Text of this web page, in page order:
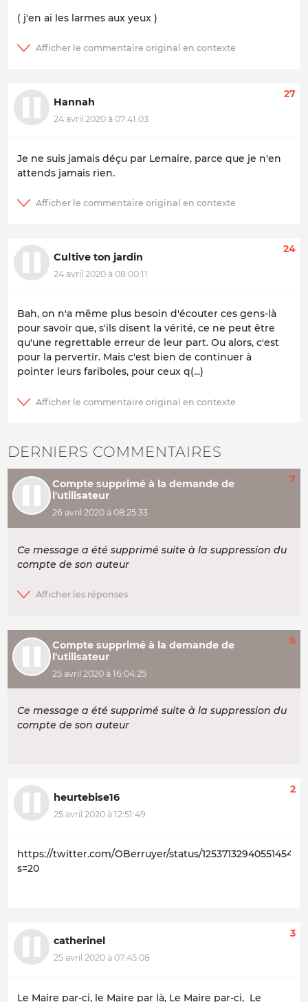
( j'en ai les larmes aux yeux )
Hannah
24 avril 2020 à 07:41:03
27
Je ne suis jamais déçu par Lemaire, parce que je n'en
attends jamais rien.
Cultive ton jardin
24 avril 2020 à 08:00:11
24
Bah, on n'a même plus besoin d'écouter ces gens-là
pour savoir que, s'ils disent la vérité, ce ne peut être
qu'une regrettable erreur de leur part. Ou alors, c'est
pour la pervertir. Mais c'est bien de continuer à
pointer leurs fariboles, pour ceux q(...)
DERNIERS COMMENTAIRES
Compte supprimé à la demande de
l'utilisateur
26 avril 2020 à 08:25:33
7
Ce message a été supprimé suite à la suppression du
compte de son auteur
Compte supprimé à la demande de
l'utilisateur
25 avril 2020 à 16:04:25
6
Ce message a été supprimé suite à la suppression du
compte de son auteur
heurtebise16
25 avril 2020 à 12:51:49
2
https://twitter.com/OBerruyer/status/
s=20
catherinel
25 avril 2020 à 07:45:08
3
Le Maire par-ci, le Maire par là, Le Maire par-ci, Le